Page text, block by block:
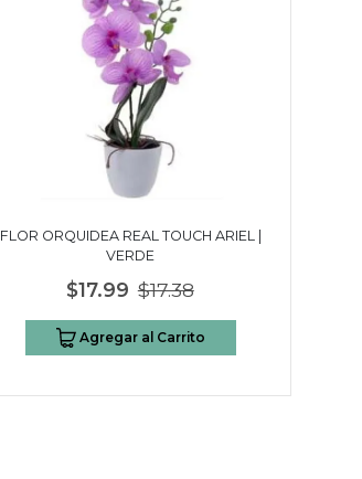
FLOR ORQUIDEA REAL TOUCH ARIEL |
VERDE
$17.99 $17.38
Agregar al Carrito